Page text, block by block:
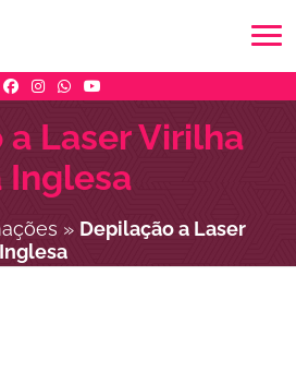
Laser Virilha
Inglesa
» Depilação a Laser